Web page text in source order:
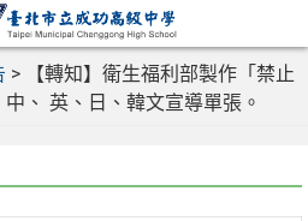
>
【轉知】衛生福利部製作「禁止
、 英、日、韓文宣導單張。